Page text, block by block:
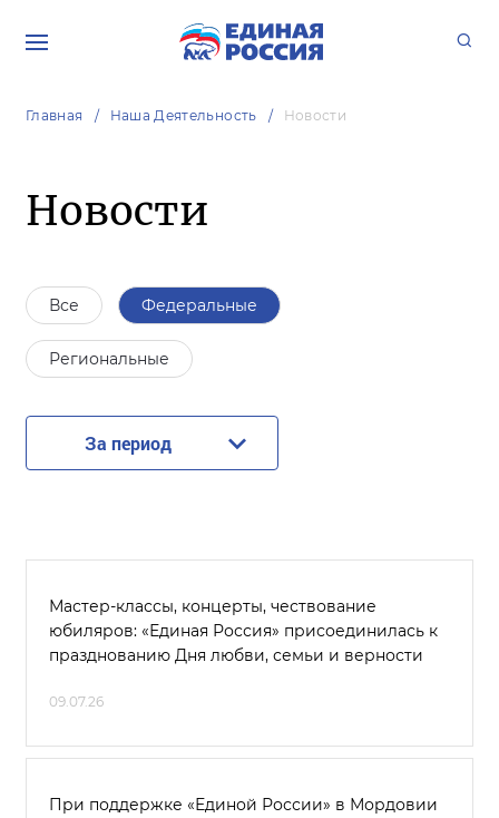
Главная Наша Деятельность Новости
Новости
Все Федеральные
Региональные
За период
Мастер-классы, концерты, чествование
юбиляров: «Единая Россия» присоединилась к
празднованию Дня любви, семьи и верности
09.07.26
При поддержке «Единой России» в Мордовии